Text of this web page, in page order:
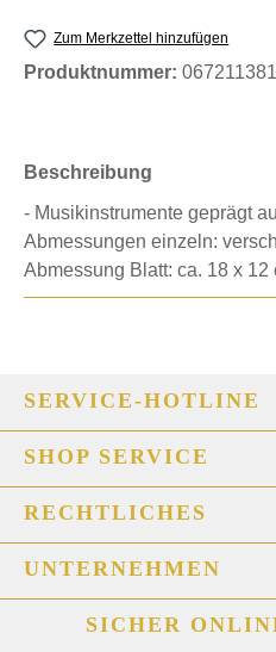
Zum Merkzettel hinzufügen
Produktnummer:
Beschreibung
- Musikinstrumente geprägt
Abmessungen einzeln:
Abmessung Blatt: ca. 18 x
SERVICE-HOTLINE
SHOP SERVICE
RECHTLICHES
UNTERNEHMEN
SICHER